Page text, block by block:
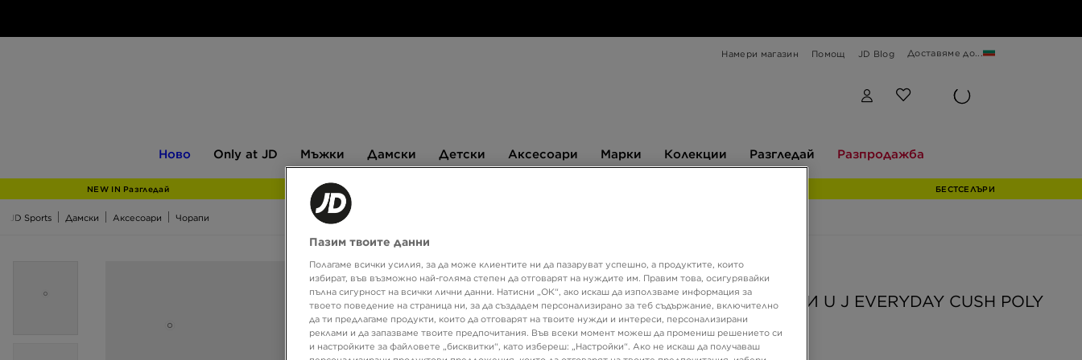
Намери магазин Помощ JD Blog Доставяме до...
Ново
JD
Only at JD Мъжки Дамски Детски Аксесоари Марки Колекции Разгледай Разпродажба
NEW IN Разгледай БЕСТСЕЛЪРИ
JD Sports Дамски Аксесоари Чорапи
Специален продукт
JORDAN ЧОРАПИ U J EVERYDAY CUSH POLY
ANKLE 3PR
Пазим твоите данни
Полагаме всички усилия, за да може клиентите ни да пазаруват успешно, а продуктите, които
избират, във възможно най-голяма степен да отговарят на нуждите им. Правим това, осигурявайки
пълна сигурност на всички лични данни. Натисни „ОК“, ако искаш да използваме информация за
твоето поведение на страница ни, за да създадем персонализирано за теб съдържание, включително
да ти предлагаме продукти, които да отговарят на твоите нужди и интереси, персонализирани
реклами и да запазваме твоите предпочитания. Във всеки момент можеш да промениш решението си
и настройките за файловете „бисквитки“, като избереш: „Настройки“. Ако не искаш да получаваш